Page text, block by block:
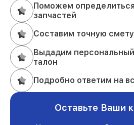
Поможем
запчастей
Составим точную
Выдадим
талон
Подробно ответим на
Оставьте Ваши